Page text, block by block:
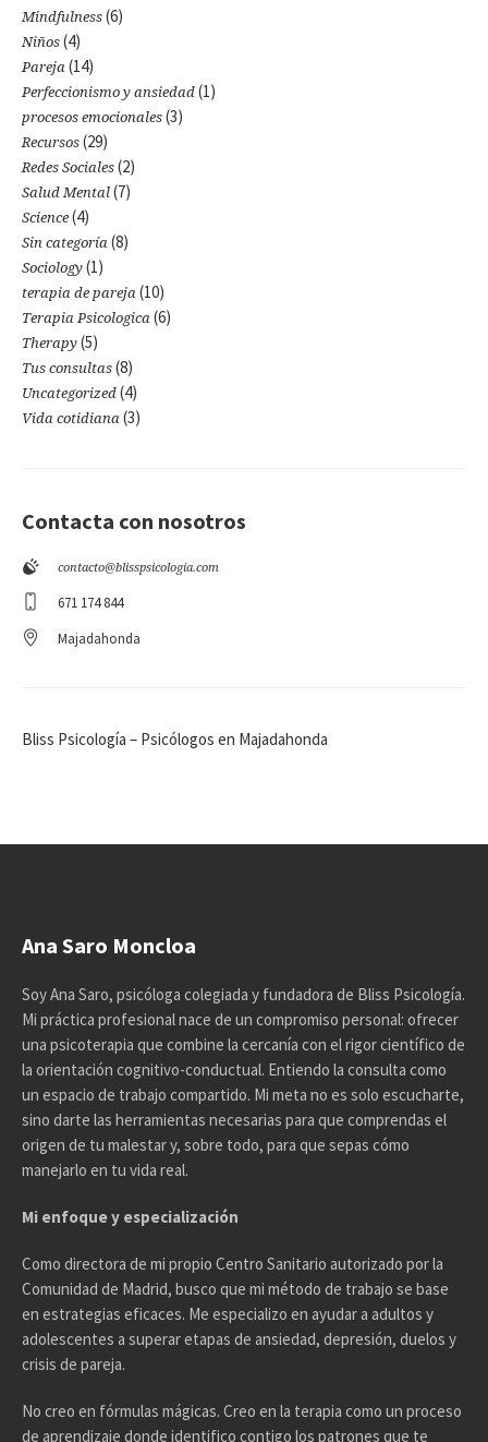
Mindfulness (6)
Niños (4)
Pareja (14)
Perfeccionismo y ansiedad (1)
procesos emocionales (3)
Recursos (29)
Redes Sociales (2)
Salud Mental (7)
Science (4)
Sin categoría (8)
Sociology (1)
terapia de pareja (10)
Terapia Psicologica (6)
Therapy (5)
Tus consultas (8)
Uncategorized (4)
Vida cotidiana (3)
Contacta con nosotros
contacto@blisspsicologia.com
671 174 844
Majadahonda
Bliss Psicología – Psicólogos en Majadahonda
Ana Saro Moncloa
Soy Ana Saro, psicóloga colegiada y fundadora de Bliss Psicología.
Mi práctica profesional nace de un compromiso personal: ofrecer
una psicoterapia que combine la cercanía con el rigor científico de
la orientación cognitivo-conductual. Entiendo la consulta como
un espacio de trabajo compartido. Mi meta no es solo escucharte,
sino darte las herramientas necesarias para que comprendas el
origen de tu malestar y, sobre todo, para que sepas cómo
manejarlo en tu vida real.
Mi enfoque y especialización
Como directora de mi propio Centro Sanitario autorizado por la
Comunidad de Madrid, busco que mi método de trabajo se base
en estrategias eficaces. Me especializo en ayudar a adultos y
adolescentes a superar etapas de ansiedad, depresión, duelos y
crisis de pareja.
No creo en fórmulas mágicas. Creo en la terapia como un proceso
de aprendizaje donde identifico contigo los patrones que te